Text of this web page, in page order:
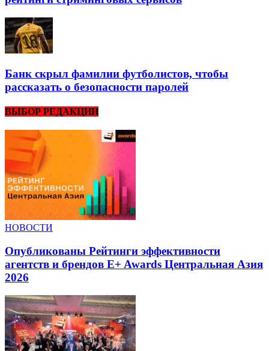
Банк скрыл фамилии футболистов, чтобы
рассказать о безопасности паролей
ВЫБОР РЕДАКЦИИ
НОВОСТИ
Опубликованы Рейтинги эффективности
агентств и брендов E+ Awards Центральная Азия
2026